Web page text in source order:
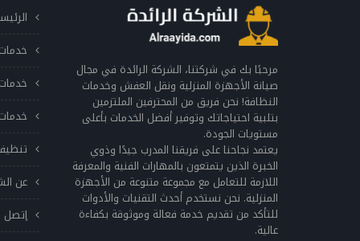
والشوائب التي تتراكم عليها، وذلك باستخدام
فرشاة أو مكنسة كهربائية. يجب إيقاف تشغيل
الثلاجة وفصلها عن التيار الكهربائي قبل البدء
في تنظيف الملفات الخلفية. 4- فحص درجات
الحرارة: يجب تحديد درجات الحرارة الصحيحة للثلاجة
والفريزر والتأكد من أنها تعمل بشكل صحيح. يمكن
استخدام ميزان حرارة لقياس درجات الحرارة داخل
الثلاجة والفريزر. 5- تنظيف الفريزر: يجب تنظيف
الفريزر بانتظام لإزالة الثلج والجليد الذي يتراكم
عليه. يمكن استخدام مجفف الشعر للمساعدة في
إزالة الثلج والجليد. 6- فحص المكونات الداخلية:
يجب فحص المكونات الداخلية للثلاجة بانتظام،
مرحبًا بك في شركتنا، الشركة الرائدة في مجال
صيانة الأجهزة المنزلية ونقل العفش وخدمات
النظافة! نحن فريق من المحترفين الملتزمين
بتلبية احتياجاتك وتوفير أفضل الخدمات بأعلى
مستويات الجودة.
يعتمد نجاحنا على فريقنا المدرب جيدًا وذوي
الخبرة الذين يتمتعون بالمهارات الفنية والمعرفة
اللازمة للتعامل مع مجموعة متنوعة من الأجهزة
المنزلية. نحن نستخدم أحدث التقنيات والأدوات
للتأكد من تقديم خدمة فعالة وموثوقة بكفاءة
عالية.
عن
إتصل